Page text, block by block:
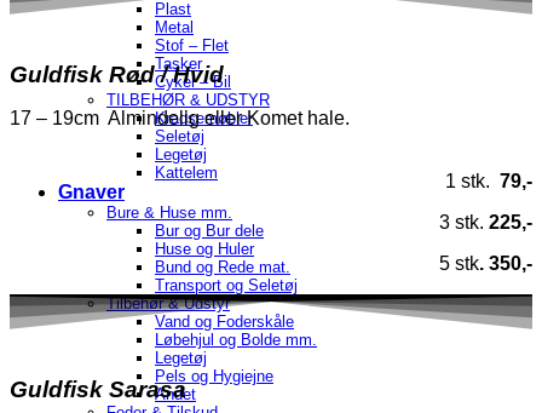
Plast
Metal
Stof – Flet
Tasker
Cykel – Bil
TILBEHØR & UDSTYR
Kradsemøbler
Seletøj
Legetøj
Kattelem
Gnaver
Bure & Huse mm.
Bur og Bur dele
Huse og Huler
Bund og Rede mat.
Transport og Seletøj
Tilbehør & Udstyr
Vand og Foderskåle
Løbehjul og Bolde mm.
Legetøj
Pels og Hygiejne
Andet
Guldfisk Rød / Hvid
17 – 19cm Almindelig eller Komet hale.
1 stk. 79,-
3 stk. 225,-
5 stk. 350,-
Guldfisk Sarasa